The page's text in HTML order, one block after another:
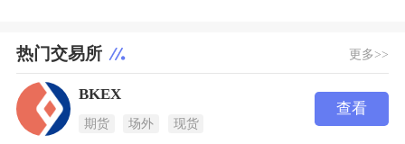
热门交易所 更多>>
BKEX
期货 场外 现货
查看